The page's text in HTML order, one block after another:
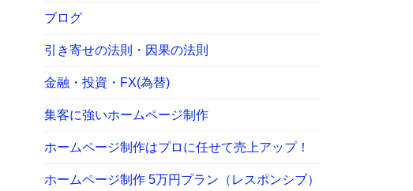
ブログ
引き寄せの法則・因果の法則
金融・投資・FX(為替)
集客に強いホームページ制作
ホームページ制作はプロに任せて売上アップ！
ホームページ制作 5万円プラン（レスポンシブ）